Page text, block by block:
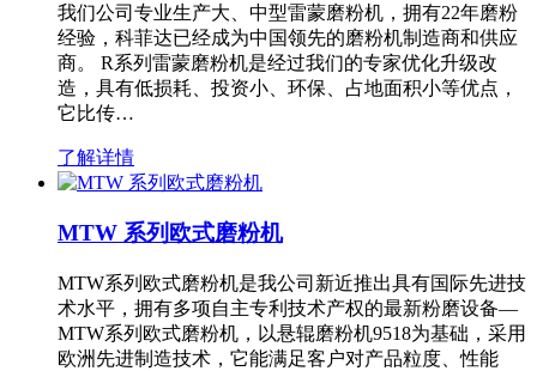
我们公司专业生产大、中型雷蒙磨粉机，拥有22年磨粉
经验，科菲达已经成为中国领先的磨粉机制造商和供应
商。 R系列雷蒙磨粉机是经过我们的专家优化升级改
造，具有低损耗、投资小、环保、占地面积小等优点，
它比传…
了解详情
MTW 系列欧式磨粉机
MTW系列欧式磨粉机是我公司新近推出具有国际先进技
术水平，拥有多项自主专利技术产权的最新粉磨设备—
MTW系列欧式磨粉机，以悬辊磨粉机9518为基础，采用
欧洲先进制造技术，它能满足客户对产品粒度、性能